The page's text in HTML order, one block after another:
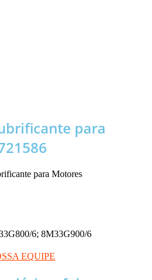
para
para Motores
6; 8M33G900/6
EQUIPE